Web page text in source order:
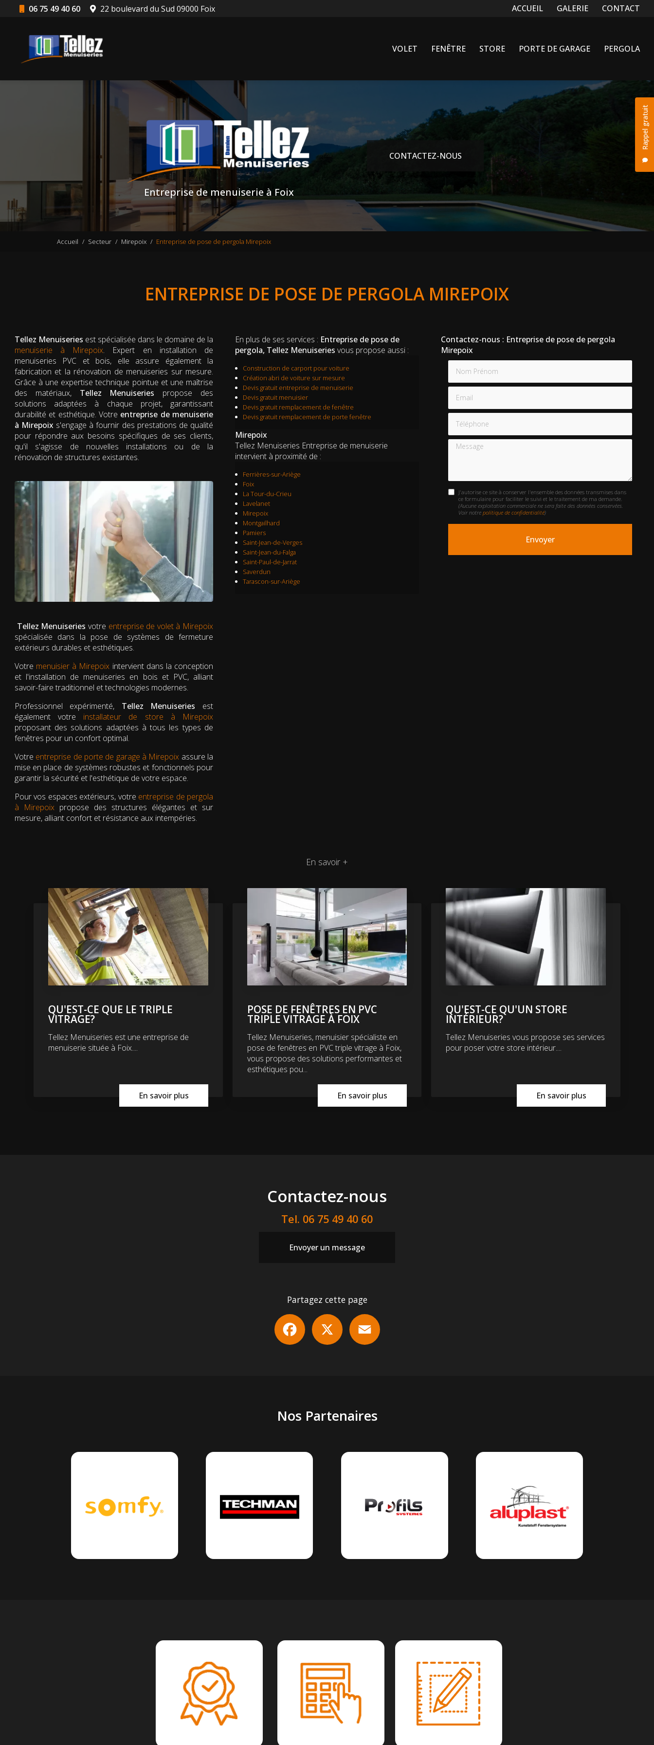
06 75 49 40 60 22 boulevard du Sud 09000 Foix Navigation secondaire
ACCUEIL GALERIE CONTACT
Rappel gratuit
VOLET FENÊTRE STORE PORTE DE GARAGE PERGOLA
Entreprise de menuiserie à Foix
CONTACTEZ-NOUS
Accueil Secteur Mirepoix Entreprise de pose de pergola Mirepoix
ENTREPRISE DE POSE DE PERGOLA MIREPOIX
Tellez Menuiseries est spécialisée dans le domaine de la
menuiserie à Mirepoix. Expert en installation de
menuiseries PVC et bois, elle assure également la
fabrication et la rénovation de menuiseries sur mesure.
Grâce à une expertise technique pointue et une maîtrise
des matériaux, Tellez Menuiseries propose des
solutions adaptées à chaque projet, garantissant
durabilité et esthétique. Votre entreprise de menuiserie
à Mirepoix s'engage à fournir des prestations de qualité
pour répondre aux besoins spécifiques de ses clients,
qu'il s'agisse de nouvelles installations ou de la
rénovation de structures existantes.
Tellez Menuiseries votre entreprise de volet à Mirepoix
spécialisée dans la pose de systèmes de fermeture
extérieurs durables et esthétiques.
Votre menuisier à Mirepoix intervient dans la conception
et l'installation de menuiseries en bois et PVC, alliant
savoir-faire traditionnel et technologies modernes.
Professionnel expérimenté, Tellez Menuiseries est
également votre installateur de store à Mirepoix
proposant des solutions adaptées à tous les types de
fenêtres pour un confort optimal.
Votre entreprise de porte de garage à Mirepoix assure la
mise en place de systèmes robustes et fonctionnels pour
garantir la sécurité et l'esthétique de votre espace.
Pour vos espaces extérieurs, votre entreprise de pergola
à Mirepoix propose des structures élégantes et sur
mesure, alliant confort et résistance aux intempéries.
En plus de ses services : Entreprise de pose de
pergola, Tellez Menuiseries vous propose aussi :
Construction de carport pour voiture
Création abri de voiture sur mesure
Devis gratuit entreprise de menuiserie
Devis gratuit menuisier
Devis gratuit remplacement de fenêtre
Devis gratuit remplacement de porte fenêtre
Mirepoix
Tellez Menuiseries Entreprise de menuiserie
intervient à proximité de :
Ferrières-sur-Ariège
Foix
La Tour-du-Crieu
Lavelanet
Mirepoix
Montgailhard
Pamiers
Saint-Jean-de-Verges
Saint-Jean-du-Falga
Saint-Paul-de-Jarrat
Saverdun
Tarascon-sur-Ariège
Contactez-nous : Entreprise de pose de pergola
Mirepoix
Nom Prénom
Email
Téléphone
Message
J'autorise ce site à conserver l'ensemble des données transmises dans
ce formulaire pour faciliter le suivi et le traitement de ma demande.
(Aucune exploitation commerciale ne sera faite des données conservées.
Voir notre politique de confidentialité)
En savoir +
QU'EST-CE QUE LE TRIPLE
VITRAGE?
Tellez Menuiseries est une entreprise de
menuiserie située à Foix....
En savoir plus
POSE DE FENÊTRES EN PVC
TRIPLE VITRAGE À FOIX
Tellez Menuiseries, menuisier spécialiste en
pose de fenêtres en PVC triple vitrage à Foix,
vous propose des solutions performantes et
esthétiques pou...
En savoir plus
QU'EST-CE QU'UN STORE
INTÉRIEUR?
Tellez Menuiseries vous propose ses services
pour poser votre store intérieur....
En savoir plus
Contactez-nous
Tel. 06 75 49 40 60
Envoyer un message
Partagez cette page
Facebook
Nos Partenaires